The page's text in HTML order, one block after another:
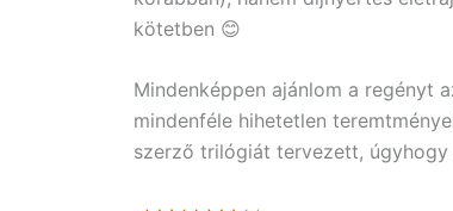
kötetben 😊
Mindenképpen ajánlom a regényt
mindenféle hihetetlen
szerző trilógiát tervezett,